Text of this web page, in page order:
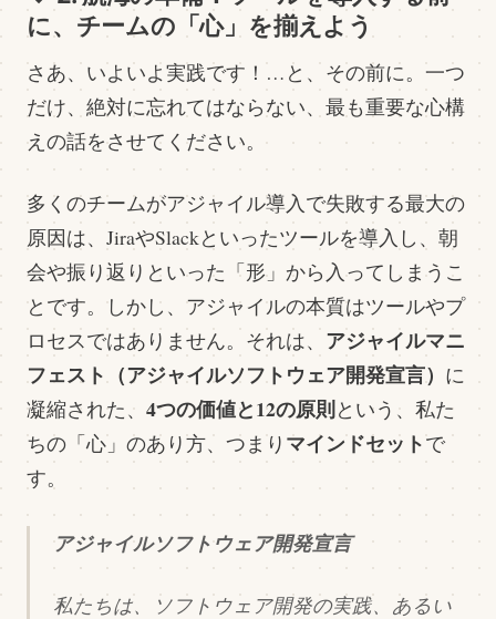
に、チームの「心」を揃えよう
さあ、いよいよ実践です！…と、その前に。一つ
だけ、絶対に忘れてはならない、最も重要な心構
えの話をさせてください。
多くのチームがアジャイル導入で失敗する最大の
原因は、JiraやSlackといったツールを導入し、朝
会や振り返りといった「形」から入ってしまうこ
とです。しかし、アジャイルの本質はツールやプ
ロセスではありません。それは、 アジャイルマニ
フェスト（アジャイルソフトウェア開発宣言） に
凝縮された、 4つの価値と12の原則という、私た
ちの「心」のあり方、つまり マインドセットで
す。
アジャイルソフトウェア開発宣言
私たちは、ソフトウェア開発の実践、あるい